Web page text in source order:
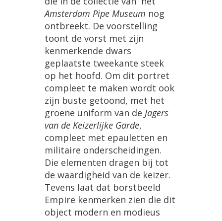
Amsterdam Pipe Museum nog
ontbreekt. De voorstelling
toont de vorst met zijn
kenmerkende dwars
geplaatste tweekante steek
op het hoofd. Om dit portret
compleet te maken wordt ook
zijn buste getoond, met het
groene uniform van de Jagers
van de Keizerlijke Garde,
compleet met epauletten en
militaire onderscheidingen.
Die elementen dragen bij tot
de waardigheid van de keizer.
Tevens laat dat borstbeeld
Empire kenmerken zien die dit
object modern en modieus